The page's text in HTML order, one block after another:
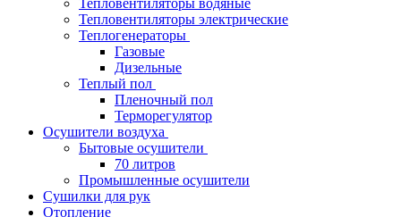
Тепловентиляторы водяные
Тепловентиляторы электрические
Теплогенераторы
Газовые
Дизельные
Теплый пол
Пленочный пол
Терморегулятор
Осушители воздуха
Бытовые осушители
70 литров
Промышленные осушители
Сушилки для рук
Отопление